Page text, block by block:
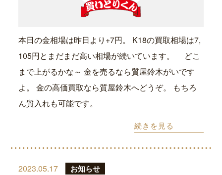
本日の金相場は昨日より+7円。 K18の買取相場は7,
105円とまだまだ高い相場が続いています。 どこ
まで上がるかな～ 金を売るなら質屋鈴木がいです
よ。 金の高価買取なら質屋鈴木へどうぞ。 もちろ
ん質入れも可能です。
続きを見る
2023.05.17 お知らせ